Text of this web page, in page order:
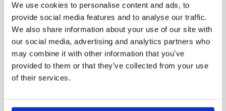
We use cookies to personalise content and ads, to
provide social media features and to analyse our traffic.
We also share information about your use of our site with
our social media, advertising and analytics partners who
may combine it with other information that you’ve
provided to them or that they’ve collected from your use
of their services.
Produktvarianter
Artikel Effekt medel (W) Lumen (armatur)
61000-
401